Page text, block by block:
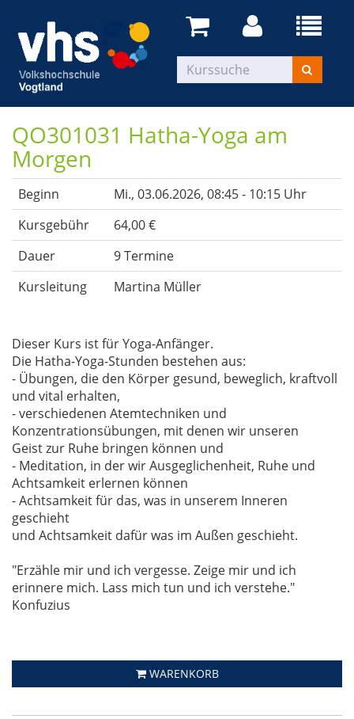
QO301031 Hatha-Yoga am
Morgen
Beginn Mi., 03.06.2026, 08:45 - 10:15 Uhr
Kursgebühr
64,00 €
Dauer
9 Termine
Kursleitung
Martina Müller
Dieser Kurs ist für Yoga-Anfänger.
Die Hatha-Yoga-Stunden bestehen aus:
- Übungen, die den Körper gesund, beweglich, kraftvoll
und vital erhalten,
- verschiedenen Atemtechniken und
Konzentrationsübungen, mit denen wir unseren
Geist zur Ruhe bringen können und
- Meditation, in der wir Ausgeglichenheit, Ruhe und
Achtsamkeit erlernen können
- Achtsamkeit für das, was in unserem Inneren
geschieht
und Achtsamkeit dafür was im Außen geschieht.
"Erzähle mir und ich vergesse. Zeige mir und ich
erinnere mich. Lass mich tun und ich verstehe."
Konfuzius
WARENKORB